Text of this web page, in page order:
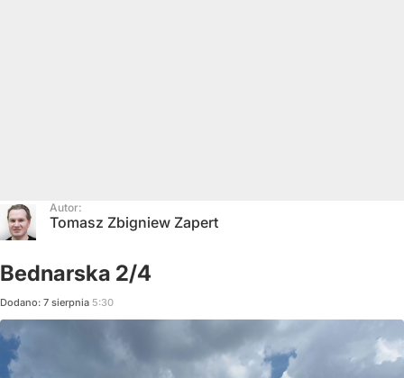
Autor:
Tomasz Zbigniew Zapert
Bednarska 2/4
Dodano: 7 sierpnia 5:30